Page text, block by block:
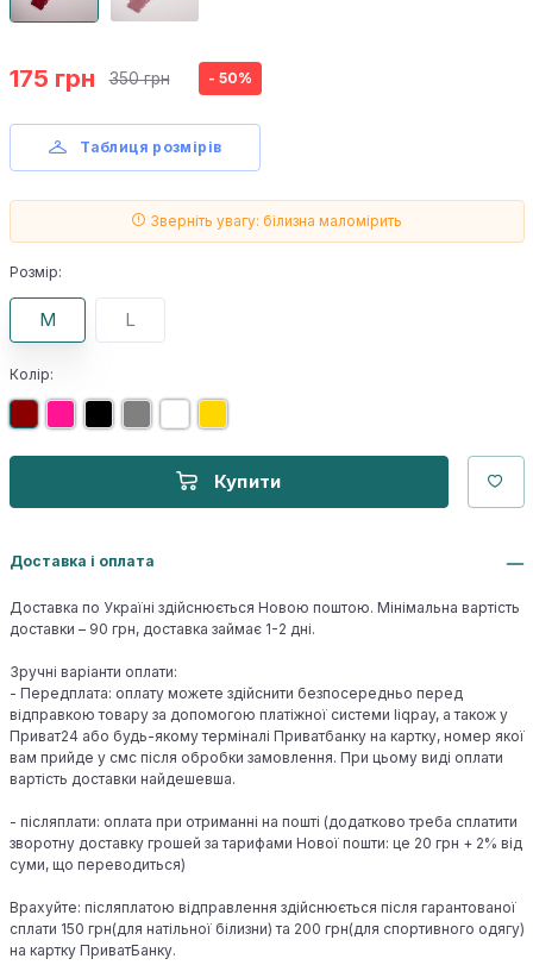
175 грн 350 грн - 50%
Таблиця розмірів
Зверніть увагу: білизна маломірить
Розмір:
M L
Колір:
Купити
Доставка і оплата
Доставка по Україні здійснюється Новою поштою. Мінімальна вартість
доставки – 90 грн, доставка займає 1-2 дні.
Зручні варіанти оплати:
- Передплата: оплату можете здійснити безпосередньо перед
відправкою товару за допомогою платіжної системи liqpay, а також у
Приват24 або будь-якому терміналі Приватбанку на картку, номер якої
вам прийде у смс після обробки замовлення. При цьому виді оплати
вартість доставки найдешевша.
- післяплати: оплата при отриманні на пошті (додатково треба сплатити
зворотну доставку грошей за тарифами Нової пошти: це 20 грн + 2% від
суми, що переводиться)
Врахуйте: післяплатою відправлення здійснюється після гарантованої
сплати 150 грн(для натільної білизни) та 200 грн(для спортивного одягу)
на картку ПриватБанку.